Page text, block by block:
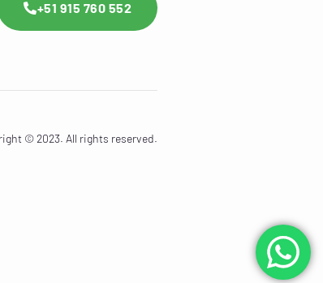
+51 915 760 552
© 2023. All rights reserved.